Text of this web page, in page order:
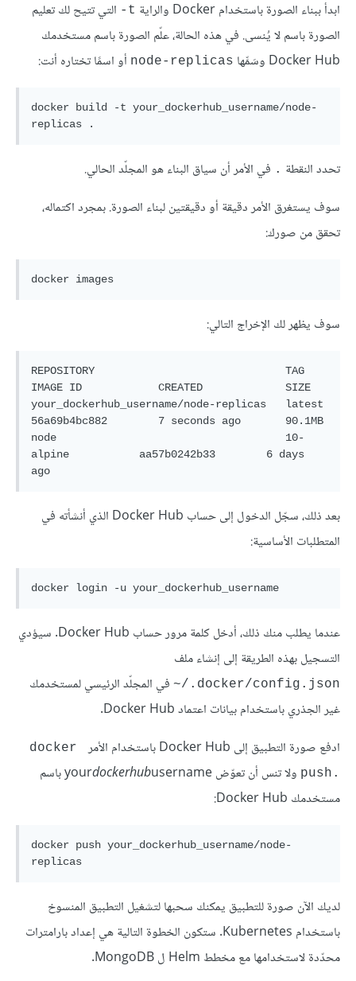
ابدأ ببناء الصورة باستخدام Docker والراية
t-
التي تتيح لك تعليم
الصورة باسم لا يُنسى. في هذه الحالة، علّم الصورة باسم مستخدمك
Docker Hub وسَمِّها
node-replicas أو اسمًا تختاره أنت:
docker build -t your_dockerhub_username/node-
تحدد النقطة . في الأمر أن سياق البناء هو المجلّد الحالي.
سوف يستغرق الأمر دقيقة أو دقيقتين لبناء الصورة. بمجرد اكتماله،
تحقق من صورك:
سوف يظهر لك الإخراج التالي:
REPOSITORY                              TAG
IMAGE ID            CREATED             SIZE
your_dockerhub_username/node-replicas   latest
56a69b4bc882        7 seconds ago       90.1MB
node                                    10-
alpine           aa57b0242b33        6 days
بعد ذلك، سجّل الدخول إلى حساب Docker Hub الذي أنشأته في
المتطلبات الأساسية:
عندما يطلب منك ذلك، أدخل كلمة مرور حساب Docker Hub. سيؤدي
التسجيل بهذه الطريقة إلى إنشاء ملف
‎~/.docker/config.json في المجلّد الرئيسي لمستخدمك
غير الجذري باستخدام بيانات اعتماد Docker Hub.
ادفع صورة التطبيق إلى Docker Hub باستخدام الأمر
docker
push.‎ ولا تنس أن تعوّض your dockerhub
username باسم
مستخدمك Docker Hub:
docker push your_dockerhub_username/node-
لديك الآن صورة للتطبيق يمكنك سحبها لتشغيل التطبيق المنسوخ
باستخدام Kubernetes. ستكون الخطوة التالية هي إعداد بارامترات
محدّدة لاستخدامها مع مخطط Helm ل MongoDB.